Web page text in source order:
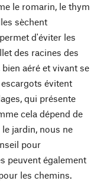
le romarin, le thym
sèchent
d'éviter les
des racines des
aéré et vivant se
évitent
qui présente
cela dépend de
jardin, nous ne
pour
peuvent également
les chemins.